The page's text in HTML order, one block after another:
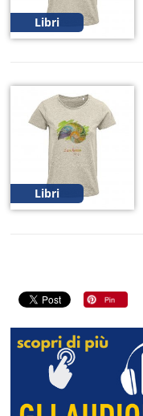
Libri
Libri